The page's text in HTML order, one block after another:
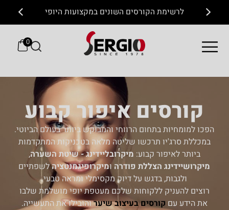
לרשימת הקורסים השונים במקצועות היופי
0
קורסים איפור קבוע
הפכו למומחיות בתחום הרווחי והמבוקש ביותר בעולם הביוטי.
במכללת סרג'יו תרכשו שליטה מלאה בטכניקות המתקדמות
ביותר לאיפור קבוע: מיקרובליידינג - שיטת השערה,
מיקרושיידינג הצללת פודרה ומיקרופיגמנטציהלשפתיים
ולגבות, בדגש על דיוק מקסימלי ומראה טבעי.
רוצים להעניק ללקוחות שלכם מעטפת יופי מושלמת שלבו
את הידע עם קורסים בעיצוב שיערוהובילו את התעשייה.